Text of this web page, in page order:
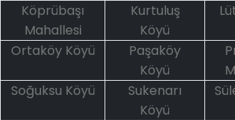
Köprübaşı
Mahallesi
Kurtuluş
Köyü
Ortaköy Köyü
Paşaköy
Köyü
Soğuksu Köyü
Sukenarı
Köyü